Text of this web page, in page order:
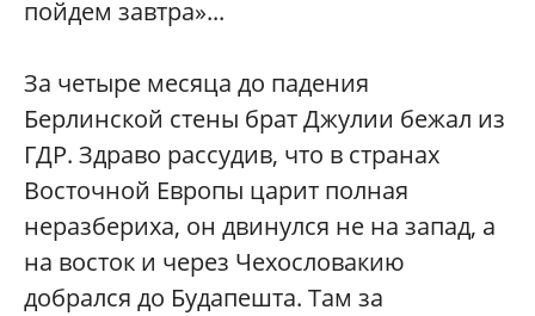
пойдем завтра»...
За четыре месяца до падения
Берлинской стены брат Джулии бежал из
ГДР. Здраво рассудив, что в странах
Восточной Европы царит полная
неразбериха, он двинулся не на запад, а
на восток и через Чехословакию
добрался до Будапешта. Там за